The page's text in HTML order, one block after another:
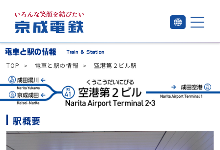
TOP 電車と駅の情報 空港第２ビル駅
駅概要